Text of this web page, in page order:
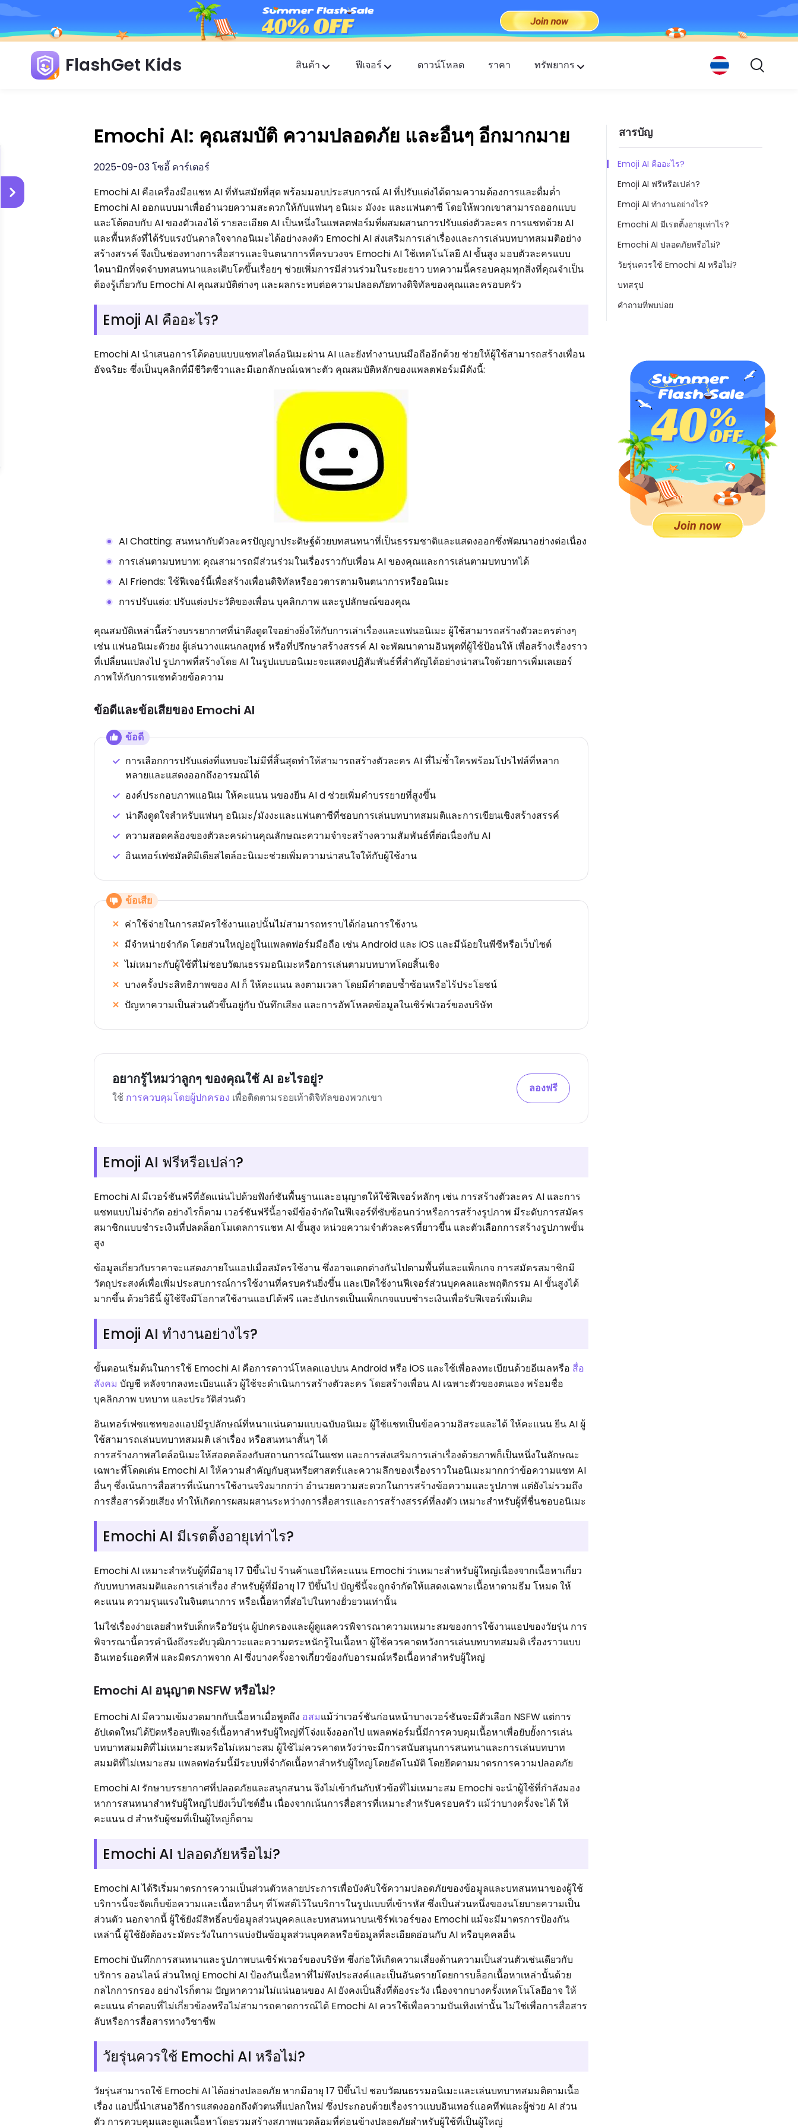
FlashGet Kids สินค้า
FlashGet Finder
ความปลอดภัยป้องกันการโจรกรรมของโทรศัพท์คุณ
ฟีเจอร์ ดาวน์โหลด ราคา ทรัพยากร
Emochi AI: คุณสมบัติ ความปลอดภัย และอื่นๆ อีกมากมาย
2025-09-03 โซอี้ คาร์เตอร์
Emochi AI คือเครื่องมือแชท AI ที่ทันสมัยที่สุด พร้อมมอบประสบการณ์ AI ที่ปรับแต่งได้ตามความต้องการและดื่มด่ำ
Emochi AI ออกแบบมาเพื่ออำนวยความสะดวกให้กับแฟนๆ อนิเมะ มังงะ และแฟนตาซี โดยให้พวกเขาสามารถออกแบบ
และโต้ตอบกับ AI ของตัวเองได้ รายละเอียด AI เป็นหนึ่งในแพลตฟอร์มที่ผสมผสานการปรับแต่งตัวละคร การแชทด้วย AI
และพื้นหลังที่ได้รับแรงบันดาลใจจากอนิเมะได้อย่างลงตัว Emochi AI ส่งเสริมการเล่าเรื่องและการเล่นบทบาทสมมติอย่าง
สร้างสรรค์ จึงเป็นช่องทางการสื่อสารและจินตนาการที่ครบวงจร Emochi AI ใช้เทคโนโลยี AI ขั้นสูง มอบตัวละครแบบ
ไดนามิกที่จดจำบทสนทนาและเติบโตขึ้นเรื่อยๆ ช่วยเพิ่มการมีส่วนร่วมในระยะยาว บทความนี้ครอบคลุมทุกสิ่งที่คุณจำเป็น
ต้องรู้เกี่ยวกับ Emochi AI คุณสมบัติต่างๆ และผลกระทบต่อความปลอดภัยทางดิจิทัลของคุณและครอบครัว
Emoji AI คืออะไร?
Emochi AI นำเสนอการโต้ตอบแบบแชทสไตล์อนิเมะผ่าน AI และยังทำงานบนมือถืออีกด้วย ช่วยให้ผู้ใช้สามารถสร้างเพื่อน
อัจฉริยะ ซึ่งเป็นบุคลิกที่มีชีวิตชีวาและมีเอกลักษณ์เฉพาะตัว คุณสมบัติหลักของแพลตฟอร์มมีดังนี้:
AI Chatting: สนทนากับตัวละครปัญญาประดิษฐ์ด้วยบทสนทนาที่เป็นธรรมชาติและแสดงออกซึ่งพัฒนาอย่างต่อเนื่อง
การเล่นตามบทบาท: คุณสามารถมีส่วนร่วมในเรื่องราวกับเพื่อน AI ของคุณและการเล่นตามบทบาทได้
AI Friends: ใช้ฟีเจอร์นี้เพื่อสร้างเพื่อนดิจิทัลหรืออวตารตามจินตนาการหรืออนิเมะ
การปรับแต่ง: ปรับแต่งประวัติของเพื่อน บุคลิกภาพ และรูปลักษณ์ของคุณ
คุณสมบัติเหล่านี้สร้างบรรยากาศที่น่าดึงดูดใจอย่างยิ่งให้กับการเล่าเรื่องและแฟนอนิเมะ ผู้ใช้สามารถสร้างตัวละครต่างๆ
เช่น แฟนอนิเมะตัวยง ผู้เล่นวางแผนกลยุทธ์ หรือที่ปรึกษาสร้างสรรค์ AI จะพัฒนาตามอินพุตที่ผู้ใช้ป้อนให้ เพื่อสร้างเรื่องราว
ที่เปลี่ยนแปลงไป รูปภาพที่สร้างโดย AI ในรูปแบบอนิเมะจะแสดงปฏิสัมพันธ์ที่สำคัญได้อย่างน่าสนใจด้วยการเพิ่มเลเยอร์
ภาพให้กับการแชทด้วยข้อความ
ข้อดีและข้อเสียของ Emochi AI
ข้อดี
การเลือกการปรับแต่งที่แทบจะไม่มีที่สิ้นสุดทำให้สามารถสร้างตัวละคร AI ที่ไม่ซ้ำใครพร้อมโปรไฟล์ที่หลาก
หลายและแสดงออกถึงอารมณ์ได้
องค์ประกอบภาพแอนิเม ให้คะแนน นของยีน AI d ช่วยเพิ่มคำบรรยายที่สูงขึ้น
น่าดึงดูดใจสำหรับแฟนๆ อนิเมะ/มังงะและแฟนตาซีที่ชอบการเล่นบทบาทสมมติและการเขียนเชิงสร้างสรรค์
ความสอดคล้องของตัวละครผ่านคุณลักษณะความจำจะสร้างความสัมพันธ์ที่ต่อเนื่องกับ AI
อินเทอร์เฟซมัลติมีเดียสไตล์อะนิเมะช่วยเพิ่มความน่าสนใจให้กับผู้ใช้งาน
ข้อเสีย
ค่าใช้จ่ายในการสมัครใช้งานแอปนั้นไม่สามารถทราบได้ก่อนการใช้งาน
มีจำหน่ายจำกัด โดยส่วนใหญ่อยู่ในแพลตฟอร์มมือถือ เช่น Android และ iOS และมีน้อยในพีซีหรือเว็บไซต์
ไม่เหมาะกับผู้ใช้ที่ไม่ชอบวัฒนธรรมอนิเมะหรือการเล่นตามบทบาทโดยสิ้นเชิง
บางครั้งประสิทธิภาพของ AI ก็ ให้คะแนน ลงตามเวลา โดยมีคำตอบซ้ำซ้อนหรือไร้ประโยชน์
ปัญหาความเป็นส่วนตัวขึ้นอยู่กับ บันทึกเสียง และการอัพโหลดข้อมูลในเซิร์ฟเวอร์ของบริษัท
อยากรู้ไหมว่าลูกๆ ของคุณใช้ AI อะไรอยู่?
ใช้ การควบคุมโดยผู้ปกครอง เพื่อติดตามรอยเท้าดิจิทัลของพวกเขา
ลองฟรี
Emoji AI ฟรีหรือเปล่า?
Emochi AI มีเวอร์ชันฟรีที่อัดแน่นไปด้วยฟังก์ชันพื้นฐานและอนุญาตให้ใช้ฟีเจอร์หลักๆ เช่น การสร้างตัวละคร AI และการ
แชทแบบไม่จำกัด อย่างไรก็ตาม เวอร์ชันฟรีนี้อาจมีข้อจำกัดในฟีเจอร์ที่ซับซ้อนกว่าหรือการสร้างรูปภาพ มีระดับการสมัคร
สมาชิกแบบชำระเงินที่ปลดล็อกโมเดลการแชท AI ขั้นสูง หน่วยความจำตัวละครที่ยาวขึ้น และตัวเลือกการสร้างรูปภาพขั้น
สูง
ข้อมูลเกี่ยวกับราคาจะแสดงภายในแอปเมื่อสมัครใช้งาน ซึ่งอาจแตกต่างกันไปตามพื้นที่และแพ็กเกจ การสมัครสมาชิกมี
วัตถุประสงค์เพื่อเพิ่มประสบการณ์การใช้งานที่ครบครันยิ่งขึ้น และเปิดใช้งานฟีเจอร์ส่วนบุคคลและพฤติกรรม AI ขั้นสูงได้
มากขึ้น ด้วยวิธีนี้ ผู้ใช้จึงมีโอกาสใช้งานแอปได้ฟรี และอัปเกรดเป็นแพ็กเกจแบบชำระเงินเพื่อรับฟีเจอร์เพิ่มเติม
Emoji AI ทำงานอย่างไร?
ขั้นตอนเริ่มต้นในการใช้ Emochi AI คือการดาวน์โหลดแอปบน Android หรือ iOS และใช้เพื่อลงทะเบียนด้วยอีเมลหรือ สื่อ
สังคม บัญชี หลังจากลงทะเบียนแล้ว ผู้ใช้จะดำเนินการสร้างตัวละคร โดยสร้างเพื่อน AI เฉพาะตัวของตนเอง พร้อมชื่อ
บุคลิกภาพ บทบาท และประวัติส่วนตัว
อินเทอร์เฟซแชทของแอปมีรูปลักษณ์ที่หนาแน่นตามแบบฉบับอนิเมะ ผู้ใช้แชทเป็นข้อความอิสระและได้ ให้คะแนน ยีน AI ผู้
ใช้สามารถเล่นบทบาทสมมติ เล่าเรื่อง หรือสนทนาสั้นๆ ได้
การสร้างภาพสไตล์อนิเมะให้สอดคล้องกับสถานการณ์ในแชท และการส่งเสริมการเล่าเรื่องด้วยภาพก็เป็นหนึ่งในลักษณะ
เฉพาะที่โดดเด่น Emochi AI ให้ความสำคัญกับสุนทรียศาสตร์และความลึกของเรื่องราวในอนิเมะมากกว่าข้อความแชท AI
อื่นๆ ซึ่งเน้นการสื่อสารที่เน้นการใช้งานจริงมากกว่า อำนวยความสะดวกในการสร้างข้อความและรูปภาพ แต่ยังไม่รวมถึง
การสื่อสารด้วยเสียง ทำให้เกิดการผสมผสานระหว่างการสื่อสารและการสร้างสรรค์ที่ลงตัว เหมาะสำหรับผู้ที่ชื่นชอบอนิเมะ
Emochi AI มีเรตติ้งอายุเท่าไร?
Emochi AI เหมาะสำหรับผู้ที่มีอายุ 17 ปีขึ้นไป ร้านค้าแอปให้คะแนน Emochi ว่าเหมาะสำหรับผู้ใหญ่เนื่องจากเนื้อหาเกี่ยว
กับบทบาทสมมติและการเล่าเรื่อง สำหรับผู้ที่มีอายุ 17 ปีขึ้นไป บัญชีนี้จะถูกจำกัดให้แสดงเฉพาะเนื้อหาตามธีม โหมด ให้
คะแนน ความรุนแรงในจินตนาการ หรือเนื้อหาที่ส่อไปในทางยั่วยวนเท่านั้น
ไม่ใช่เรื่องง่ายเลยสำหรับเด็กหรือวัยรุ่น ผู้ปกครองและผู้ดูแลควรพิจารณาความเหมาะสมของการใช้งานแอปของวัยรุ่น การ
พิจารณานี้ควรคำนึงถึงระดับวุฒิภาวะและความตระหนักรู้ในเนื้อหา ผู้ใช้ควรคาดหวังการเล่นบทบาทสมมติ เรื่องราวแบบ
อินเทอร์แอคทีฟ และมิตรภาพจาก AI ซึ่งบางครั้งอาจเกี่ยวข้องกับอารมณ์หรือเนื้อหาสำหรับผู้ใหญ่
Emochi AI อนุญาต NSFW หรือไม่?
Emochi AI มีความเข้มงวดมากกับเนื้อหาเมื่อพูดถึง อสมแม้ว่าเวอร์ชันก่อนหน้าบางเวอร์ชันจะมีตัวเลือก NSFW แต่การ
อัปเดตใหม่ได้ปิดหรือลบฟีเจอร์เนื้อหาสำหรับผู้ใหญ่ที่โจ่งแจ้งออกไป แพลตฟอร์มนี้มีการควบคุมเนื้อหาเพื่อยับยั้งการเล่น
บทบาทสมมติที่ไม่เหมาะสมหรือไม่เหมาะสม ผู้ใช้ไม่ควรคาดหวังว่าจะมีการสนับสนุนการสนทนาและการเล่นบทบาท
สมมติที่ไม่เหมาะสม แพลตฟอร์มนี้มีระบบที่จำกัดเนื้อหาสำหรับผู้ใหญ่โดยอัตโนมัติ โดยยึดตามมาตรการความปลอดภัย
Emochi AI รักษาบรรยากาศที่ปลอดภัยและสนุกสนาน จึงไม่เข้ากันกับหัวข้อที่ไม่เหมาะสม Emochi จะนำผู้ใช้ที่กำลังมอง
หาการสนทนาสำหรับผู้ใหญ่ไปยังเว็บไซต์อื่น เนื่องจากเน้นการสื่อสารที่เหมาะสำหรับครอบครัว แม้ว่าบางครั้งจะได้ ให้
คะแนน d สำหรับผู้ชมที่เป็นผู้ใหญ่ก็ตาม
Emochi AI ปลอดภัยหรือไม่?
Emochi AI ได้ริเริ่มมาตรการความเป็นส่วนตัวหลายประการเพื่อบังคับใช้ความปลอดภัยของข้อมูลและบทสนทนาของผู้ใช้
บริการนี้จะจัดเก็บข้อความและเนื้อหาอื่นๆ ที่โพสต์ไว้ในบริการในรูปแบบที่เข้ารหัส ซึ่งเป็นส่วนหนึ่งของนโยบายความเป็น
ส่วนตัว นอกจากนี้ ผู้ใช้ยังมีสิทธิ์ลบข้อมูลส่วนบุคคลและบทสนทนาบนเซิร์ฟเวอร์ของ Emochi แม้จะมีมาตรการป้องกัน
เหล่านี้ ผู้ใช้ยังต้องระมัดระวังในการแบ่งปันข้อมูลส่วนบุคคลหรือข้อมูลที่ละเอียดอ่อนกับ AI หรือบุคคลอื่น
Emochi บันทึกการสนทนาและรูปภาพบนเซิร์ฟเวอร์ของบริษัท ซึ่งก่อให้เกิดความเสี่ยงด้านความเป็นส่วนตัวเช่นเดียวกับ
บริการ ออนไลน์ ส่วนใหญ่ Emochi AI ป้องกันเนื้อหาที่ไม่พึงประสงค์และเป็นอันตรายโดยการบล็อกเนื้อหาเหล่านั้นด้วย
กลไกการกรอง อย่างไรก็ตาม ปัญหาความไม่แน่นอนของ AI ยังคงเป็นสิ่งที่ต้องระวัง เนื่องจากบางครั้งเทคโนโลยีอาจ ให้
คะแนน คำตอบที่ไม่เกี่ยวข้องหรือไม่สามารถคาดการณ์ได้ Emochi AI ควรใช้เพื่อความบันเทิงเท่านั้น ไม่ใช่เพื่อการสื่อสาร
ลับหรือการสื่อสารทางวิชาชีพ
วัยรุ่นควรใช้ Emochi AI หรือไม่?
วัยรุ่นสามารถใช้ Emochi AI ได้อย่างปลอดภัย หากมีอายุ 17 ปีขึ้นไป ชอบวัฒนธรรมอนิเมะและเล่นบทบาทสมมติตามเนื้อ
เรื่อง แอปนี้นำเสนอวิธีการแสดงออกถึงตัวตนที่แปลกใหม่ ซึ่งประกอบด้วยเรื่องราวแบบอินเทอร์แอคทีฟและผู้ช่วย AI ส่วน
ตัว การควบคุมและดูแลเนื้อหาโดยรวมสร้างสภาพแวดล้อมที่ค่อนข้างปลอดภัยสำหรับผู้ใช้ที่เป็นผู้ใหญ่
สารบัญ
Emoji AI คืออะไร?
Emoji AI ฟรีหรือเปล่า?
Emoji AI ทำงานอย่างไร?
Emochi AI มีเรตติ้งอายุเท่าไร?
Emochi AI ปลอดภัยหรือไม่?
วัยรุ่นควรใช้ Emochi AI หรือไม่?
บทสรุป
คำถามที่พบบ่อย